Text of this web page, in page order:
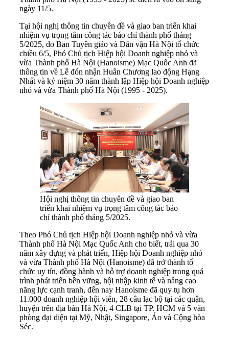
ngày 11/5.
Tại hội nghị thông tin chuyên đề và giao ban triển khai
nhiệm vụ trọng tâm công tác báo chí thành phố tháng
5/2025, do Ban Tuyên giáo và Dân vận Hà Nội tổ chức
chiều 6/5, Phó Chủ tịch Hiệp hội Doanh nghiệp nhỏ và
vừa Thành phố Hà Nội (Hanoisme) Mạc Quốc Anh đã
thông tin về Lễ đón nhận Huân Chương lao động Hạng
Nhất và kỷ niệm 30 năm thành lập Hiệp hội Doanh nghiệp
nhỏ và vừa Thành phố Hà Nội (1995 - 2025).
Hội nghị thông tin chuyên đề và giao ban
triển khai nhiệm vụ trọng tâm công tác báo
chí thành phố tháng 5/2025.
Theo Phó Chủ tịch Hiệp hội Doanh nghiệp nhỏ và vừa
Thành phố Hà Nội Mạc Quốc Anh cho biết, trải qua 30
năm xây dựng và phát triển, Hiệp hội Doanh nghiệp nhỏ
và vừa Thành phố Hà Nội (Hanoisme) đã trở thành tổ
chức uy tín, đồng hành và hỗ trợ doanh nghiệp trong quá
trình phát triển bền vững, hội nhập kinh tế và nâng cao
năng lực cạnh tranh, đến nay Hanoisme đã quy tụ hơn
11.000 doanh nghiệp hội viên, 28 câu lạc bộ tại các quận,
huyện trên địa bàn Hà Nội, 4 CLB tại TP. HCM và 5 văn
phòng đại diện tại Mỹ, Nhật, Singapore, Áo và Cộng hòa
Séc.